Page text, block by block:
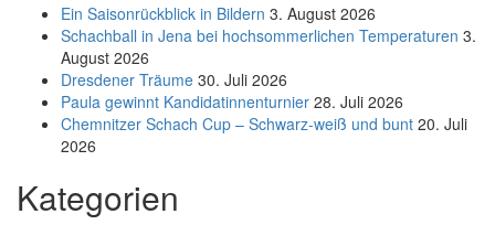
Ein Saisonrückblick in Bildern 3. August 2026
Schachball in Jena bei hochsommerlichen Temperaturen 3.
August 2026
Dresdener Träume 30. Juli 2026
Paula gewinnt Kandidatinnenturnier 28. Juli 2026
Chemnitzer Schach Cup – Schwarz-weiß und bunt 20. Juli
2026
Kategorien